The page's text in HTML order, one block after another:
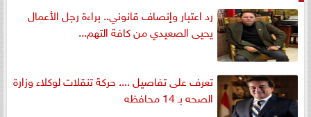
رد اعتبار وإنصاف قانوني.. براءة رجل الأعمال
يحيى الصعيدي من كافة التهم...
تعرف على تفاصيل .... حركة تنقلات لوكلاء وزارة
الصحه بـ 14 محافظه